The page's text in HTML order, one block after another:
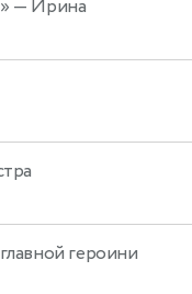
— Ирина
героини